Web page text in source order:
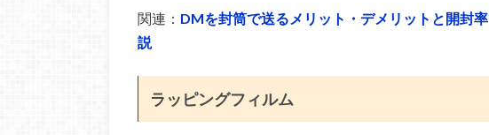
関連： DMを封筒で送るメリット・デメリットと開封
説
ラッピングフィルム